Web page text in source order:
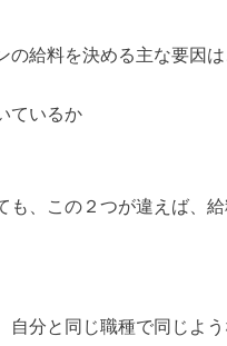
の給料を決める主な要因は
ているか
も、この２つが違えば、給
自分と同じ職種で同じよ